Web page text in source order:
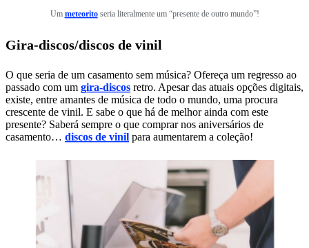
Um meteoritoseria literalmente um “presente de outro mundo”!
Gira-discos/discos de vinil
O que seria de um casamento sem música? Ofereça um regresso ao
passado com um gira-discos retro. Apesar das atuais opções digitais,
existe, entre amantes de música de todo o mundo, uma procura
crescente de vinil. E sabe o que há de melhor ainda com este
presente? Saberá sempre o que comprar nos aniversários de
casamento… discos de vinil para aumentarem a coleção!